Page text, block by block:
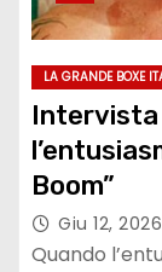
LA GRANDE BOXE
Intervista
Boom”
Giu 12, 2026
Quando